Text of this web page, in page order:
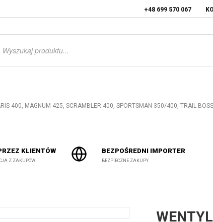
+48 699 570 067
400, MAGNUM 425, SCRAMBLER 400, SPORTSMAN 350/400, TRAIL
KLIENTÓW
Z ZAKUPÓW
BEZPOŚREDNI IMPORTER
BEZPIECZNE ZAKUPY